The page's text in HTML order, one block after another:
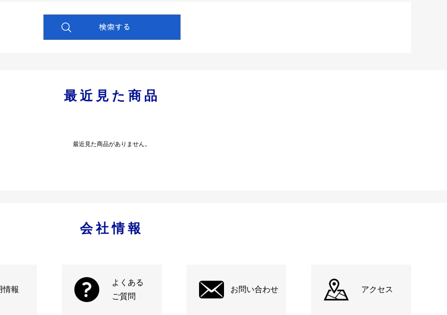
最近見た商品
最近見た商品がありません。
会社情報
情報
よくある
ご質問
お問い合わせ アクセス